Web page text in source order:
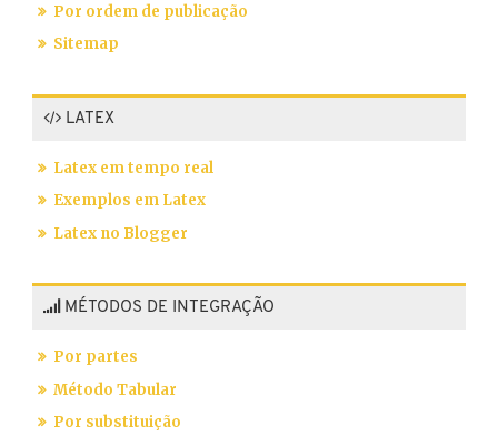
Por ordem de publicação
Sitemap
LATEX
Latex em tempo real
Exemplos em Latex
Latex no Blogger
MÉTODOS DE INTEGRAÇÃO
Por partes
Método Tabular
Por substituição